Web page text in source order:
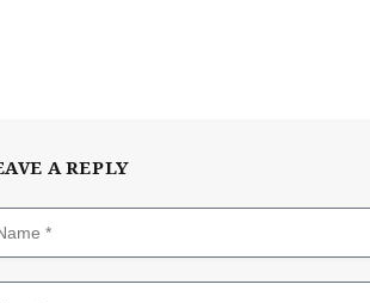
A REPLY